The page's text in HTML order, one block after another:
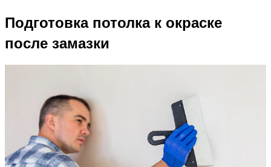
Подготовка потолка к окраске
после замазки